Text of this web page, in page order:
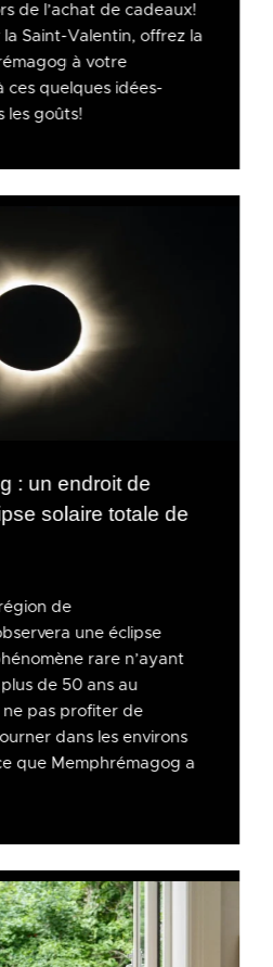
de l’achat de cadeaux!
Saint-Valentin, offrez la
à votre
ces quelques idées-
les goûts!
: un endroit de
solaire totale de
de
une éclipse
rare n’ayant
de 50 ans au
pas profiter de
dans les environs
que Memphrémagog a